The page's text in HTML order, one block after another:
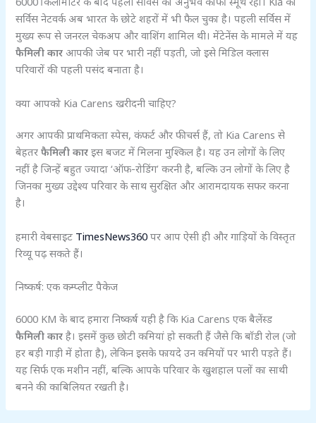
सर्विस नेटवर्क अब भारत के छोटे शहरों में भी फैल चुका है। पहली सर्विस में
मुख्य रूप से जनरल चेकअप और वाशिंग शामिल थी। मेंटेनेंस के मामले में यह
फैमिली कार आपकी जेब पर भारी नहीं पड़ती, जो इसे मिडिल क्लास
परिवारों की पहली पसंद बनाता है।
क्या आपको Kia Carens खरीदनी चाहिए?
अगर आपकी प्राथमिकता स्पेस, कंफर्ट और फीचर्स हैं, तो Kia Carens से
बेहतरफैमिली कार इस बजट में मिलना मुश्किल है। यह उन लोगों के लिए
नहीं है जिन्हें बहुत ज्यादा ‘ऑफ-रोडिंग’ करनी है, बल्कि उन लोगों के लिए है
जिनका मुख्य उद्देश्य परिवार के साथ सुरक्षित और आरामदायक सफर करना
है।
हमारी वेबसाइट TimesNews360 पर आप ऐसी ही और गाड़ियों के विस्तृत
रिव्यू पढ़ सकते हैं।
निष्कर्ष: एक कम्प्लीट पैकेज
6000 KM के बाद हमारा निष्कर्ष यही है कि Kia Carens एक बैलेंस्ड
फैमिली कार है। इसमें कुछ छोटी कमियां हो सकती हैं जैसे कि बॉडी रोल (जो
हर बड़ी गाड़ी में होता है), लेकिन इसके फायदे उन कमियों पर भारी पड़ते हैं।
यह सिर्फ एक मशीन नहीं, बल्कि आपके परिवार के खुशहाल पलों का साथी
बनने की काबिलियत रखती है।